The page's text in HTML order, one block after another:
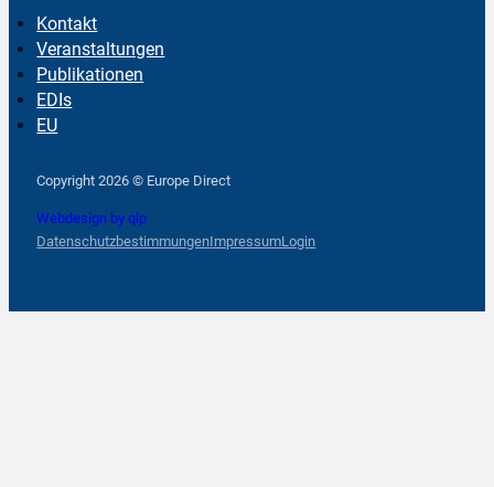
Kontakt
Veranstaltungen
Publikationen
EDIs
EU
Copyright 2026 © Europe Direct
Webdesign by qlp
DatenschutzbestimmungenImpressumLogin